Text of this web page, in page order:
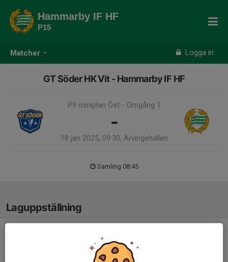
Matcher Logga in
Hammarby IF HF
P15
GT Söder HK Vit - Hammarby IF HF
P9 miniplan Öst - Omgång 1
-
18 jan 2025, 09:30, Ärvingehallen
Samling 08:45
Laguppställning
Ingen uppställning ifylld